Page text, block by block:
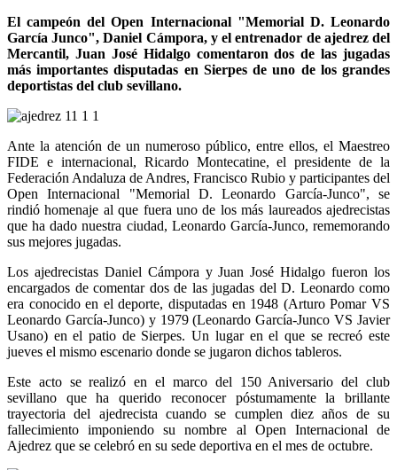
El campeón del Open Internacional "Memorial D. Leonardo
García Junco", Daniel Cámpora, y el entrenador de ajedrez del
Mercantil, Juan José Hidalgo comentaron dos de las jugadas
más importantes disputadas en Sierpes de uno de los grandes
deportistas del club sevillano.
Ante la atención de un numeroso público, entre ellos, el Maestreo
FIDE e internacional, Ricardo Montecatine, el presidente de la
Federación Andaluza de Andres, Francisco Rubio y participantes del
Open Internacional "Memorial D. Leonardo García-Junco", se
rindió homenaje al que fuera uno de los más laureados ajedrecistas
que ha dado nuestra ciudad, Leonardo García-Junco, rememorando
sus mejores jugadas.
Los ajedrecistas Daniel Cámpora y Juan José Hidalgo fueron los
encargados de comentar dos de las jugadas del D. Leonardo como
era conocido en el deporte, disputadas en 1948 (Arturo Pomar VS
Leonardo García-Junco) y 1979 (Leonardo García-Junco VS Javier
Usano) en el patio de Sierpes. Un lugar en el que se recreó este
jueves el mismo escenario donde se jugaron dichos tableros.
Este acto se realizó en el marco del 150 Aniversario del club
sevillano que ha querido reconocer póstumamente la brillante
trayectoria del ajedrecista cuando se cumplen diez años de su
fallecimiento imponiendo su nombre al Open Internacional de
Ajedrez que se celebró en su sede deportiva en el mes de octubre.